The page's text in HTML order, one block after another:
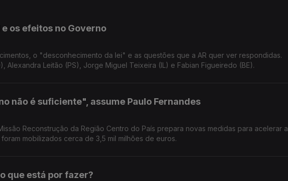
os efeitos no Governo
o "desconhecimento da lei" e as questões que a AR quer ver respondidas.
Alexandra Leitão (PS), Jorge Miguel Teixeira (IL) e Fabian Figueiredo (BE).
não é suficiente", assume Paulo Fernandes
Reconstrução da Região Centro do País prepara novas medidas para acelerar a
mobilizados cerca de 3,5 mil milhões de euros.
que está por fazer?